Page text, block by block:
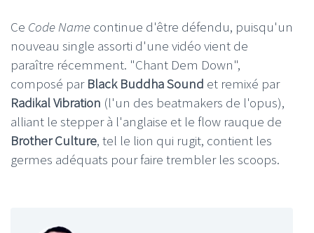
Ce Code Name continue d'être défendu, puisqu'un
nouveau single assorti d'une vidéo vient de
paraître récemment. "Chant Dem Down",
composé par Black Buddha Sound et remixé par
Radikal Vibration (l'un des beatmakers de l'opus),
alliant le stepper à l'anglaise et le flow rauque de
Brother Culture, tel le lion qui rugit, contient les
germes adéquats pour faire trembler les scoops.